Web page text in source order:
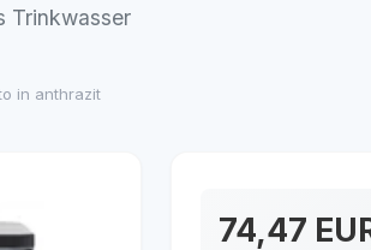
Trinkwasser
in anthrazit
74,47